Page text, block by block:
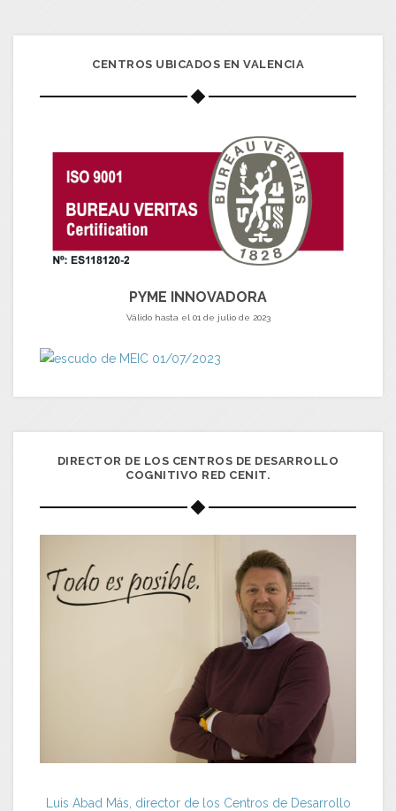
CENTROS UBICADOS EN VALENCIA
PYME INNOVADORA
Válido hasta el 01 de julio de 2023
DIRECTOR DE LOS CENTROS DE DESARROLLO
COGNITIVO RED CENIT.
Luis Abad Más, director de los Centros de Desarrollo